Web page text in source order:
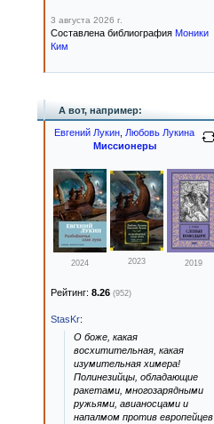
3 августа 2026 г.
Составлена библиография Моники
Ким
А вот, например:
Евгений Лукин Любовь Лукина
Миссионеры
2024 2023 2019
Рейтинг: 8.26 (952)
StasKr:
О боже, какая
восхитительная, какая
изумительная химера!
Полинезийцы, обладающие
ракетами, многозарядными
ружьями, авианосцами и
напалмом против европейцев